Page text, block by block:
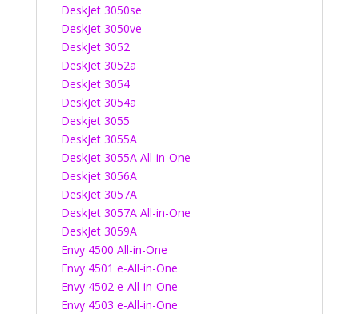
DeskJet 3050se
DeskJet 3050ve
DeskJet 3052
DeskJet 3052a
DeskJet 3054
DeskJet 3054a
Deskjet 3055
DeskJet 3055A
DeskJet 3055A All-in-One
Deskjet 3056A
DeskJet 3057A
DeskJet 3057A All-in-One
DeskJet 3059A
Envy 4500 All-in-One
Envy 4501 e-All-in-One
Envy 4502 e-All-in-One
Envy 4503 e-All-in-One